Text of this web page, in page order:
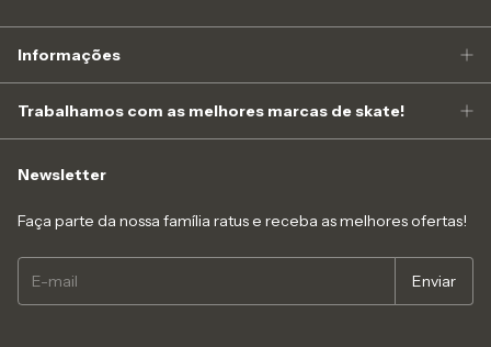
Informações
Trabalhamos com as melhores marcas de skate!
Newsletter
Faça parte da nossa família ratus e receba as melhores ofertas!